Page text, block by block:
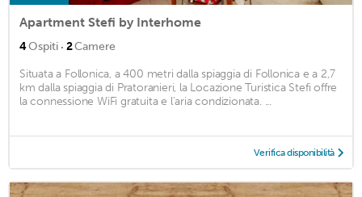
Apartment Stefi by Interhome
4Ospiti · 2Camere
Situata a Follonica, a 400 metri dalla spiaggia di Follonica e a 2,7
km dalla spiaggia di Pratoranieri, la Locazione Turistica Stefi offre
la connessione WiFi gratuita e l'aria condizionata. ...
Verifica disponibilità